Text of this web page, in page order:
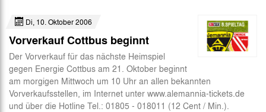
Business
Fan-Infos
Abteilungen
Di, 10. Oktober 2006
Vorverkauf Cottbus beginnt
Der Vorverkauf für das nächste Heimspiel
gegen Energie Cottbus am 21. Oktober beginnt
am morgigen Mittwoch um 10 Uhr an allen bekannten
Vorverkaufsstellen, im Internet unter www.alemannia-tickets.de
und über die Hotline Tel.: 01805 - 018011 (12 Cent / Min.).